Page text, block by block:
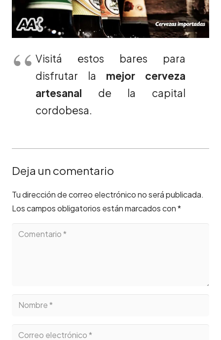
Visitá estos bares para
disfrutar la mejor cerveza
artesanal de la capital
cordobesa.
Deja un comentario
Tu dirección de correo electrónico no será publicada.
Los campos obligatorios están marcados con*